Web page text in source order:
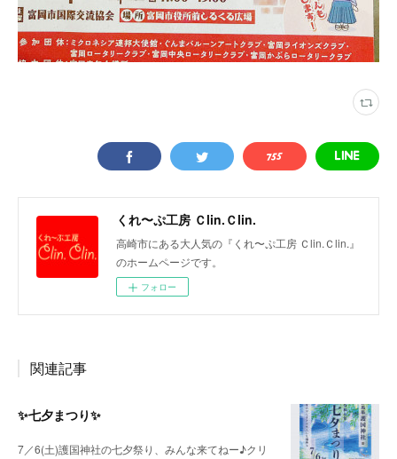
くれ〜ぷ工房 Ｃlin.Ｃlin.
高崎市にある大人気の『くれ〜ぷ工房 Ｃlin.Ｃlin.』
のホームページです。
フォロー
関連記事
✨七夕まつり✨
7／6(土)護国神社の七夕祭り、みんな来てねー♪クリ